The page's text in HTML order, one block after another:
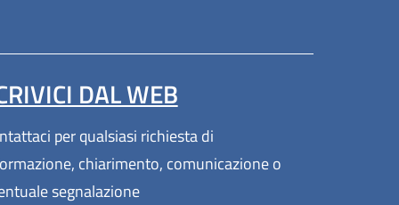
(apre in un'altra scheda).
DAL WEB
per qualsiasi richiesta di
chiarimento, comunicazione o
segnalazione